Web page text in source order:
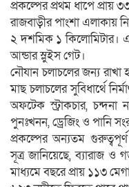
প্রকল্পের প্রথম ধাপে প্রায়
রাজবাড়ীর পাংশা এলাকায়
২ দশমিক ১ কিলোমিটার।
আন্ডার স্লুইস গেট।
নৌযান চলাচলের জন্য
মাছ চলাচলের সুবিধার্থে
অফটেক স্ট্রাকচার, চন্দনা
পুনঃখনন, ড্রেজিং ও পানি
প্রকল্পের অন্যতম
সূত্র জানিয়েছে, ব্যারাজ ও
মাধ্যমে বছরে প্রায় ১১৩